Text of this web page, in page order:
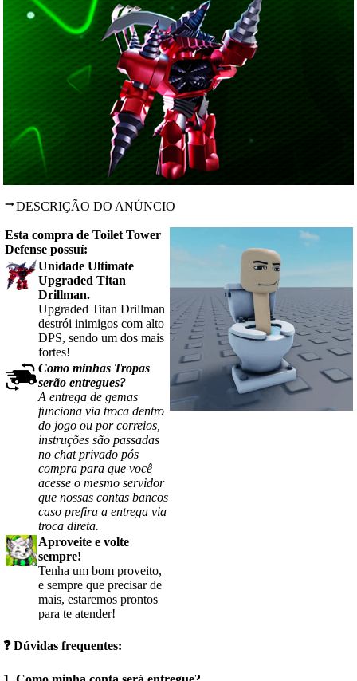
DESCRIÇÃO DO ANÚNCIO
Esta compra de Toilet Tower
Defense possuí:
Unidade Ultimate
Upgraded Titan
Drillman.
Upgraded Titan Drillman
destrói inimigos com alto
DPS, sendo um dos mais
fortes!
Como minhas Tropas
serão entregues?
A entrega de gemas
funciona via troca dentro
do jogo ou por correios,
instruções são passadas
no chat privado pós
compra para que você
acesse o mesmo servidor
que nossas contas bancos
caso prefira a entrega via
troca direta.
Aproveite e volte
sempre!
Tenha um bom proveito,
e sempre que precisar de
mais, estaremos prontos
para te atender!
❓Dúvidas frequentes: